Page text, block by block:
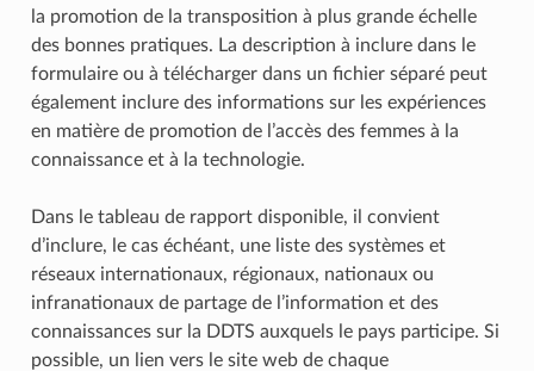
la promotion de la transposition à plus grande échelle
des bonnes pratiques. La description à inclure dans le
formulaire ou à télécharger dans un fichier séparé peut
également inclure des informations sur les expériences
en matière de promotion de l’accès des femmes à la
connaissance et à la technologie.
Dans le tableau de rapport disponible, il convient
d’inclure, le cas échéant, une liste des systèmes et
réseaux internationaux, régionaux, nationaux ou
infranationaux de partage de l’information et des
connaissances sur la DDTS auxquels le pays participe. Si
possible, un lien vers le site web de chaque